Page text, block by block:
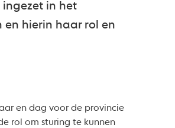
in het
en hierin haar rol en
en dag voor de provincie
rol om sturing te kunnen